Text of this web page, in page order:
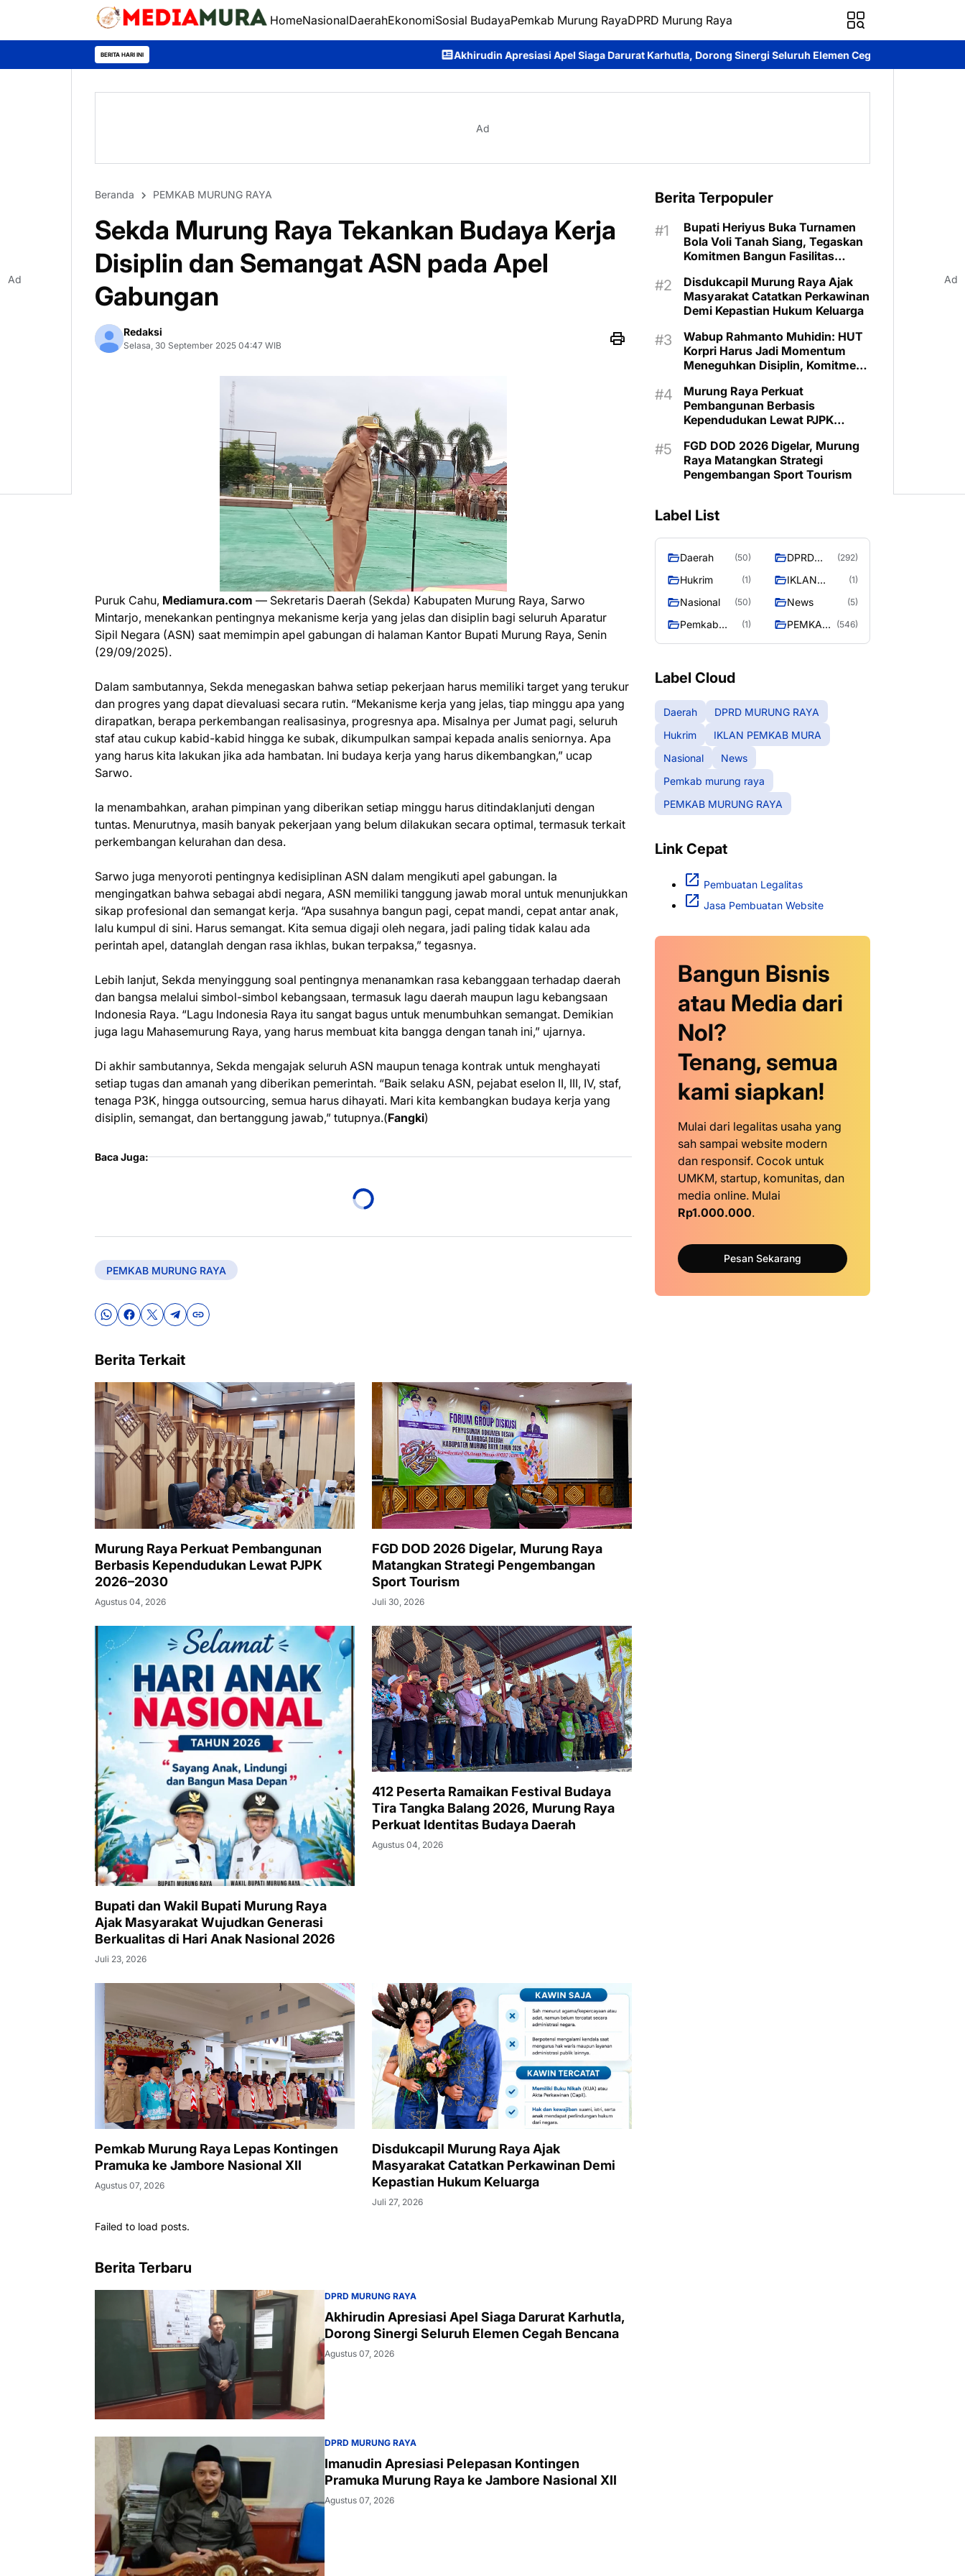
HomeNasionalDaerahEkonomiSosial BudayaPemkab Murung RayaDPRD Murung Raya
BERITA HARI INI Akhirudin Apresiasi Apel Siaga Darurat Karhutla, Dorong Sinergi Seluruh Elemen Cegah Bencana Imanudin Apresiasi
Ad
Beranda PEMKAB MURUNG RAYA
Sekda Murung Raya Tekankan Budaya Kerja
Disiplin dan Semangat ASN pada Apel
Gabungan
Redaksi
Selasa, 30 September 2025 04:47 WIB
Puruk Cahu, Mediamura.com — Sekretaris Daerah (Sekda) Kabupaten Murung Raya, Sarwo
Mintarjo, menekankan pentingnya mekanisme kerja yang jelas dan disiplin bagi seluruh Aparatur
Sipil Negara (ASN) saat memimpin apel gabungan di halaman Kantor Bupati Murung Raya, Senin
(29/09/2025).
Dalam sambutannya, Sekda menegaskan bahwa setiap pekerjaan harus memiliki target yang terukur
dan progres yang dapat dievaluasi secara rutin. “Mekanisme kerja yang jelas, tiap minggu apa yang
dirapatkan, berapa perkembangan realisasinya, progresnya apa. Misalnya per Jumat pagi, seluruh
staf atau cukup kabid-kabid hingga ke subak, dikumpulkan sampai kepada analis seniornya. Apa
yang harus kita lakukan jika ada hambatan. Ini budaya kerja yang harus dikembangkan,” ucap
Sarwo.
Ia menambahkan, arahan pimpinan yang diberikan setiap minggu harus ditindaklanjuti dengan
tuntas. Menurutnya, masih banyak pekerjaan yang belum dilakukan secara optimal, termasuk terkait
perkembangan kelurahan dan desa.
Sarwo juga menyoroti pentingnya kedisiplinan ASN dalam mengikuti apel gabungan. Ia
mengingatkan bahwa sebagai abdi negara, ASN memiliki tanggung jawab moral untuk menunjukkan
sikap profesional dan semangat kerja. “Apa susahnya bangun pagi, cepat mandi, cepat antar anak,
lalu kumpul di sini. Harus semangat. Kita semua digaji oleh negara, jadi paling tidak kalau ada
perintah apel, datanglah dengan rasa ikhlas, bukan terpaksa,” tegasnya.
Lebih lanjut, Sekda menyinggung soal pentingnya menanamkan rasa kebanggaan terhadap daerah
dan bangsa melalui simbol-simbol kebangsaan, termasuk lagu daerah maupun lagu kebangsaan
Indonesia Raya. “Lagu Indonesia Raya itu sangat bagus untuk menumbuhkan semangat. Demikian
juga lagu Mahasemurung Raya, yang harus membuat kita bangga dengan tanah ini,” ujarnya.
Di akhir sambutannya, Sekda mengajak seluruh ASN maupun tenaga kontrak untuk menghayati
setiap tugas dan amanah yang diberikan pemerintah. “Baik selaku ASN, pejabat eselon II, III, IV, staf,
tenaga P3K, hingga outsourcing, semua harus dihayati. Mari kita kembangkan budaya kerja yang
disiplin, semangat, dan bertanggung jawab,” tutupnya.(Fangki)
Baca Juga:
PEMKAB MURUNG RAYA
Berita Terkait
Murung Raya Perkuat Pembangunan
Berbasis Kependudukan Lewat PJPK
2026–2030
Agustus 04, 2026
FGD DOD 2026 Digelar, Murung Raya
Matangkan Strategi Pengembangan
Sport Tourism
Juli 30, 2026
Bupati dan Wakil Bupati Murung Raya
Ajak Masyarakat Wujudkan Generasi
Berkualitas di Hari Anak Nasional 2026
Juli 23, 2026
412 Peserta Ramaikan Festival Budaya
Tira Tangka Balang 2026, Murung Raya
Perkuat Identitas Budaya Daerah
Agustus 04, 2026
Pemkab Murung Raya Lepas Kontingen
Pramuka ke Jambore Nasional XII
Agustus 07, 2026
Disdukcapil Murung Raya Ajak
Masyarakat Catatkan Perkawinan Demi
Kepastian Hukum Keluarga
Juli 27, 2026
Failed to load posts.
Berita Terbaru
DPRD MURUNG RAYA
Akhirudin Apresiasi Apel Siaga Darurat Karhutla,
Dorong Sinergi Seluruh Elemen Cegah Bencana
Agustus 07, 2026
DPRD MURUNG RAYA
Imanudin Apresiasi Pelepasan Kontingen
Pramuka Murung Raya ke Jambore Nasional XII
Agustus 07, 2026
Berita Terpopuler
Bupati Heriyus Buka Turnamen
Bola Voli Tanah Siang, Tegaskan
Komitmen Bangun Fasilitas
Disdukcapil Murung Raya Ajak
Masyarakat Catatkan Perkawinan
Demi Kepastian Hukum Keluarga
Wabup Rahmanto Muhidin: HUT
Korpri Harus Jadi Momentum
Meneguhkan Disiplin, Komitmen
untuk Majukan Murung Raya
Murung Raya Perkuat
Pembangunan Berbasis
Kependudukan Lewat PJPK
FGD DOD 2026 Digelar, Murung
Raya Matangkan Strategi
Pengembangan Sport Tourism
Label List
Daerah (50)
DPRD
RAYA
(292)
Hukrim (1)
IKLAN
MURA
(1)
Nasional (50) News (5)
Pemkab
(1)
PEMKAB
(546)
Label Cloud
Daerah
DPRD MURUNG RAYA
Hukrim
IKLAN PEMKAB MURA
Nasional
News
Pemkab murung raya
PEMKAB MURUNG RAYA
Link Cepat
Pembuatan Legalitas
Jasa Pembuatan Website
Bangun Bisnis
atau Media dari
Nol?
Tenang, semua
kami siapkan!
Mulai dari legalitas usaha yang
sah sampai website modern
dan responsif. Cocok untuk
UMKM, startup, komunitas, dan
media online. Mulai
Rp1.000.000.
Pesan Sekarang
Ad Ad